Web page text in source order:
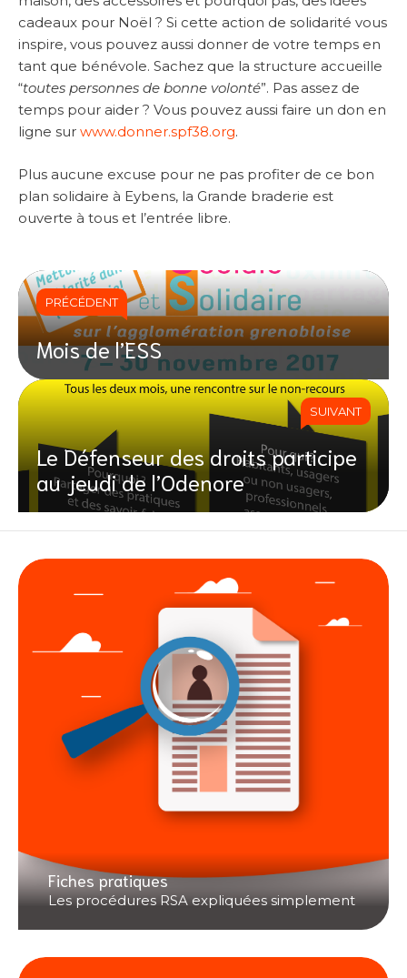
cadeaux pour Noël ? Si cette action de solidarité vous
inspire, vous pouvez aussi donner de votre temps en
tant que bénévole. Sachez que la structure accueille
“toutes personnes de bonne volonté”. Pas assez de
temps pour aider ? Vous pouvez aussi faire un don en
ligne sur www.donner.spf38.org.
Plus aucune excuse pour ne pas profiter de ce bon
plan solidaire à Eybens, la Grande braderie est
ouverte à tous et l’entrée libre.
PRÉCÉDENT
Mois de l’ESS
SUIVANT
Le Défenseur des droits participe
au jeudi de l’Odenore
Fiches pratiques
Les procédures RSA expliquées simplement